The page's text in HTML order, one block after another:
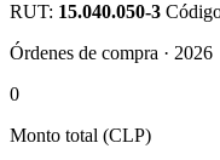
RUT: 15.040.050-3
Órdenes de compra · 2026
0
Monto total (CLP)